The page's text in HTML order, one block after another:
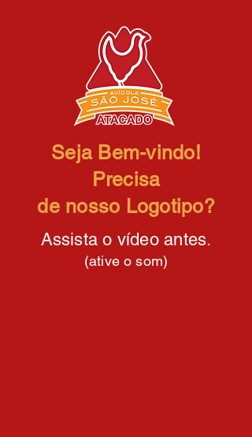
Seja Bem-vindo!
Precisa
de nosso Logotipo?
Assista o vídeo antes.
(ative o som)